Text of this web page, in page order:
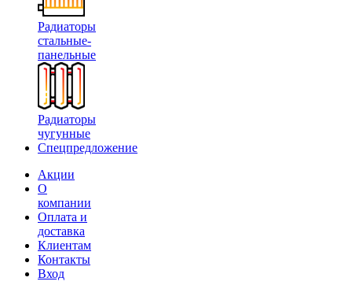
Радиаторы
стальные-
панельные
Радиаторы
чугунные
Спецпредложение
Акции
О
компании
Оплата и
доставка
Клиентам
Контакты
Вход